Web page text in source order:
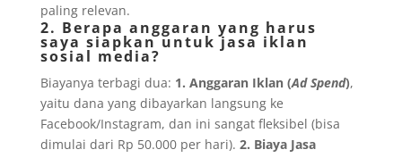
paling relevan.
2. Berapa anggaran yang harus
saya siapkan untuk jasa iklan
sosial media?
Biayanya terbagi dua: 1. Anggaran Iklan (Ad Spend),
yaitu dana yang dibayarkan langsung ke
Facebook/Instagram, dan ini sangat fleksibel (bisa
dimulai dari Rp 50.000 per hari). 2. Biaya Jasa